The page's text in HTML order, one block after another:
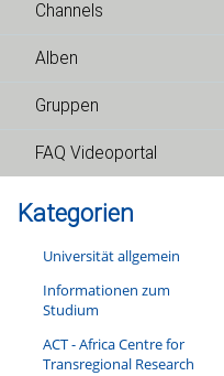
Channels
Alben
Gruppen
FAQ Videoportal
Kategorien
Universität allgemein
Informationen zum
Studium
ACT - Africa Centre for
Transregional Research